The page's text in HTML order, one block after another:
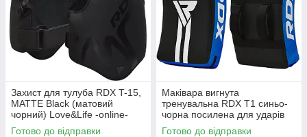
Захист для тулуба RDX T-15,
MATTE Black (матовий
чорний) Love&Life -online-
multimarket-
Готово до відправки
Маківара вигнута
тренувальна RDX T1 синьо-
чорна посилена для ударів
Love&Life -online-multimarket-
Готово до відправки